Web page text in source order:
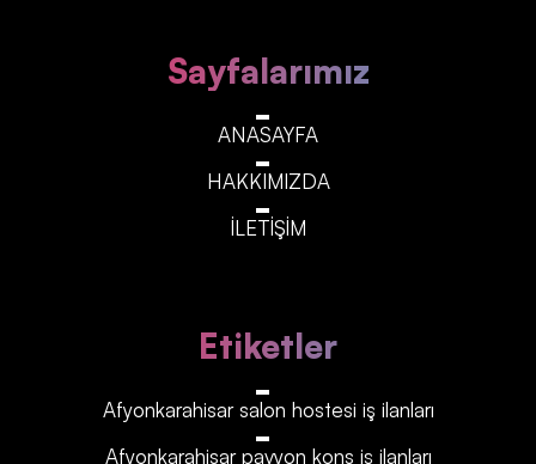
Sayfalarımız
ANASAYFA
HAKKIMIZDA
İLETİŞİM
Etiketler
Afyonkarahisar‎‎‎‎ salon hostesi iş ilanları
Afyonkarahisar‎‎‎‎ pavyon kons iş ilanları